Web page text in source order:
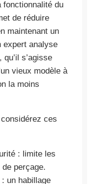
fonctionnalité du
de réduire
maintenant un
expert analyse
s’agisse
vieux modèle à
la moins
ces
: limite les
perçage.
un habillage